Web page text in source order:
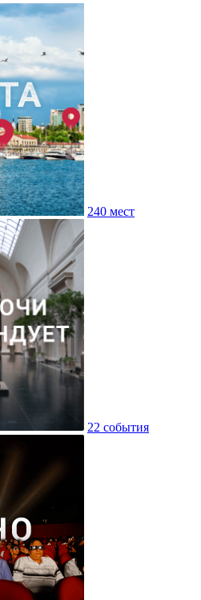
240 мест
22 события